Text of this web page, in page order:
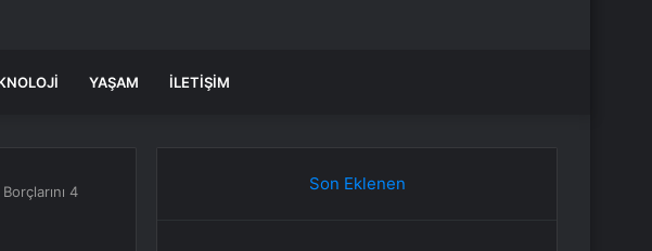
YAŞAM İLETIŞIM
4
Son Eklenen